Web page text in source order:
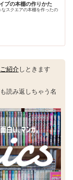
プの本棚の作りかた
スクエアの本棚を作ったの
紹介しときます
読み返しちゃう名